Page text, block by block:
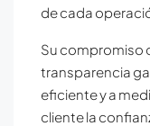
de cada
Su compromiso
transparencia
eficiente y a
cliente la